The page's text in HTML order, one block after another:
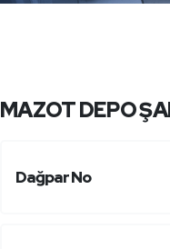
MAZOT DEPO
Dağpar No